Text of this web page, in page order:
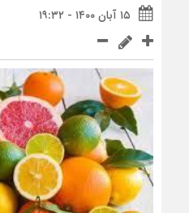
۱۵ آبان ۱۴۰۰ - ۱۹:۳۲